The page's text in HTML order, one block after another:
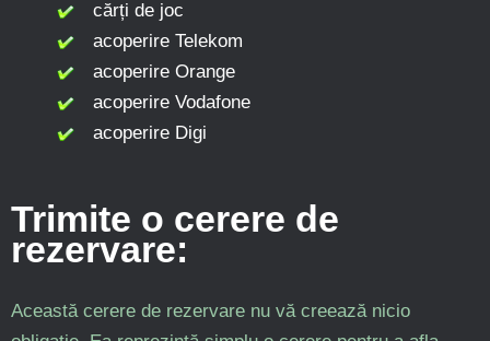
cărți de joc
acoperire Telekom
acoperire Orange
acoperire Vodafone
acoperire Digi
Trimite o cerere de
rezervare:
Această cerere de rezervare nu vă creează nicio